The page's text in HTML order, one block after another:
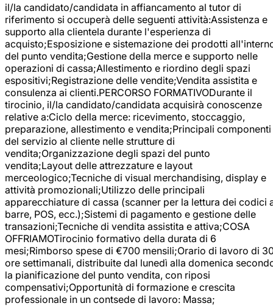
il/la candidato/candidata in affiancamento al tutor di
riferimento si occuperà delle seguenti attività:Assistenza e
supporto alla clientela durante l'esperienza di
acquisto;Esposizione e sistemazione dei prodotti
del punto vendita;Gestione della merce e supporto nelle
operazioni di cassa;Allestimento e riordino degli spazi
espositivi;Registrazione delle vendite;Vendita assistita e
consulenza ai clienti.PERCORSO FORMATIVODurante il
tirocinio, il/la candidato/candidata acquisirà conoscenze
relative a:Ciclo della merce: ricevimento, stoccaggio,
preparazione, allestimento e vendita;Principali componenti
del servizio al cliente nelle strutture di
vendita;Organizzazione degli spazi del punto
vendita;Layout delle attrezzature e layout
merceologico;Tecniche di visual merchandising, display e
attività promozionali;Utilizzo delle principali
apparecchiature di cassa (scanner per la lettura dei codici
barre, POS, ecc.);Sistemi di pagamento e gestione delle
transazioni;Tecniche di vendita assistita e attiva;COSA
OFFRIAMOTirocinio formativo della durata di 6
mesi;Rimborso spese di €700 mensili;Orario di lavoro di
ore settimanali, distribuite dal lunedì alla domenica
la pianificazione del punto vendita, con riposi
compensativi;Opportunità di formazione e crescita
professionale in un contsede di lavoro: Massa;